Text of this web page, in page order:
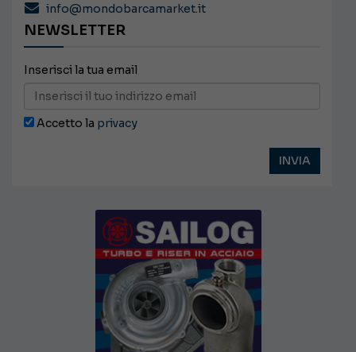
info@mondobarcamarket.it
NEWSLETTER
Inserisci la tua email
Accetto la privacy